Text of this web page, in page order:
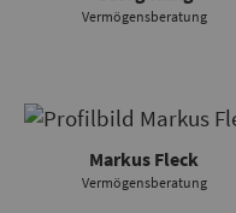
Vermögensberatung
Markus Fleck
Vermögensberatung